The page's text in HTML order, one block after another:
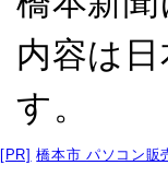
内容は
す。
[PR] 橋本市 パソコン販